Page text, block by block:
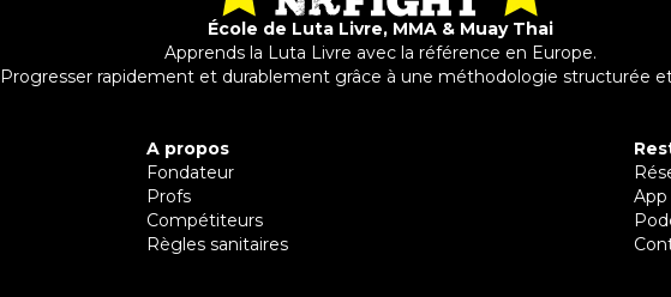
École de Luta Livre, MMA & Muay Thai
Apprends la Luta Livre avec la référence en Europe.
Progresser rapidement et durablement grâce à une méthodologie structurée
A propos
Fondateur
Profs
Compétiteurs
Règles sanitaires